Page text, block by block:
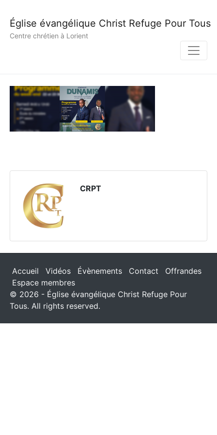
Église évangélique Christ Refuge Pour Tous
Centre chrétien à Lorient
CRPT
Accueil Vidéos Évènements Contact
Offrandes
Espace membres
© 2026 - Église évangélique Christ Refuge Pour
Tous. All rights reserved.